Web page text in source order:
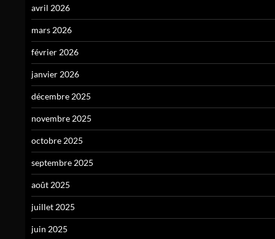
avril 2026
mars 2026
février 2026
janvier 2026
décembre 2025
novembre 2025
octobre 2025
septembre 2025
août 2025
juillet 2025
juin 2025